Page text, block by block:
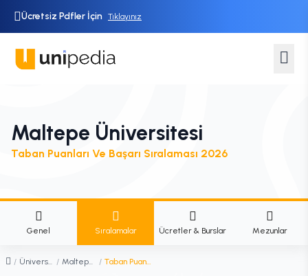
Ücretsiz Pdfler İçin Tıklayınız
Maltepe Üniversitesi
Taban Puanları Ve Başarı Sıralaması 2026
Genel Sıralamalar Ücretler & Burslar Mezunlar
/ Üniversiteler / Maltepe Üniversitesi / Taban Puanları ve Başarı Sıralaması